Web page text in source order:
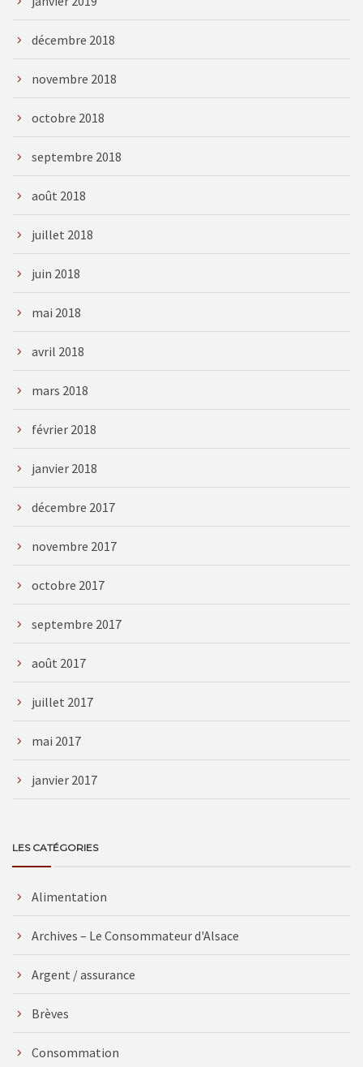
décembre 2018
novembre 2018
octobre 2018
septembre 2018
août 2018
juillet 2018
juin 2018
mai 2018
avril 2018
mars 2018
février 2018
janvier 2018
décembre 2017
novembre 2017
octobre 2017
septembre 2017
août 2017
juillet 2017
mai 2017
janvier 2017
LES CATÉGORIES
Alimentation
Archives – Le Consommateur d'Alsace
Argent / assurance
Brèves
Consommation